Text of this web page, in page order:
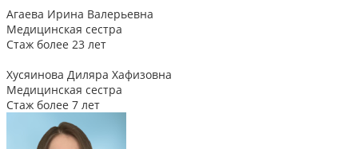
Агаева Ирина Валерьевна
Медицинская сестра
Стаж более 23 лет
Хусяинова Диляра Хафизовна
Медицинская сестра
Стаж более 7 лет